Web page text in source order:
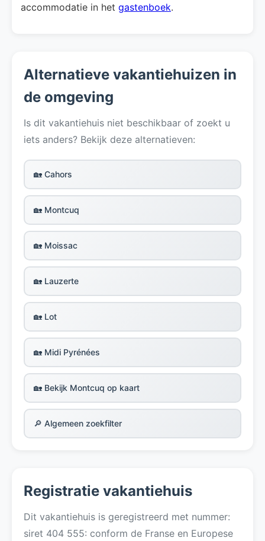
accommodatie in het gastenboek.
Alternatieve vakantiehuizen in
de omgeving
Is dit vakantiehuis niet beschikbaar of zoekt u
iets anders? Bekijk deze alternatieven:
🏡 Cahors
🏡 Montcuq
🏡 Moissac
🏡 Lauzerte
🏡 Lot
🏡 Midi Pyrénées
🏡 Bekijk Montcuq op kaart
🔎 Algemeen zoekfilter
Registratie vakantiehuis
Dit vakantiehuis is geregistreerd met nummer:
siret 404 555: conform de Franse en Europese